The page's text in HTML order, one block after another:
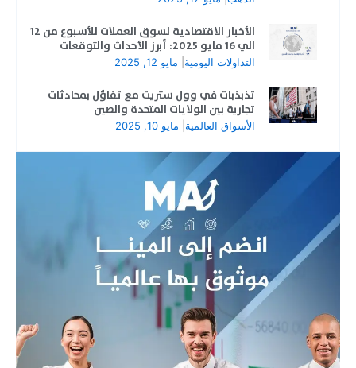
الأخبار الاقتصادية لسوق العملات للأسبوع من 12
الي 16 مايو 2025: أبرز الأحداث والتوقعات
التداولات اليومية مايو 12, 2025
تذبذبات في وول ستريت مع تفاؤل بمحادثات
تجارية بين الولايات المتحدة والصين
الأسواق العالمية مايو 10, 2025